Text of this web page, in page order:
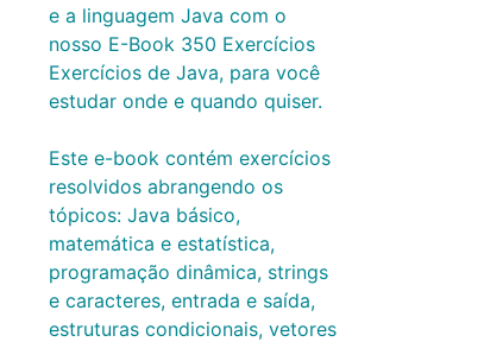
e a linguagem Java com o
nosso E-Book 350 Exercícios
Exercícios de Java, para você
estudar onde e quando quiser.
Este e-book contém exercícios
resolvidos abrangendo os
tópicos: Java básico,
matemática e estatística,
programação dinâmica, strings
e caracteres, entrada e saída,
estruturas condicionais, vetores